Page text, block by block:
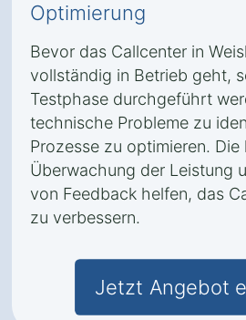
Optimierung
Bevor das Callcenter in
vollständig in Betrieb geht,
Testphase durchgeführt
technische Probleme zu
Prozesse zu optimieren.
Überwachung der Leistung
von Feedback helfen, das
zu verbessern.
Jetzt Angebot